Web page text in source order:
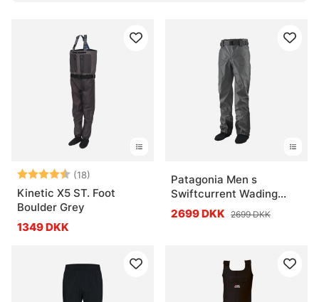
Vurdering: (18)
4.6 ud af 5 stjerner
Kinetic X5 ST. Foot
Boulder Grey
1349 DKK
Patagonia Men s
Swiftcurrent Wading
Pants
2699 DKK 2699 DKK